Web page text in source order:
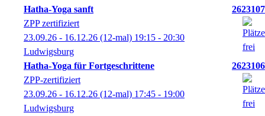
Hatha-Yoga sanft
2623107
ZPP zertifiziert
23.09.26 - 16.12.26 (12-mal) 19:15 - 20:30
Ludwigsburg
Hatha-Yoga für Fortgeschrittene
2623106
ZPP-zertifiziert
23.09.26 - 16.12.26 (12-mal) 17:45 - 19:00
Ludwigsburg